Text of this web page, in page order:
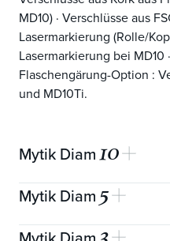
MD10) · Verschlüsse aus
Lasermarkierung (Rolle/
Lasermarkierung bei MD10
Flaschengärung-Option :
und MD10Ti.
Mytik Diam10
mechanische Garantie
Mytik Diam 5